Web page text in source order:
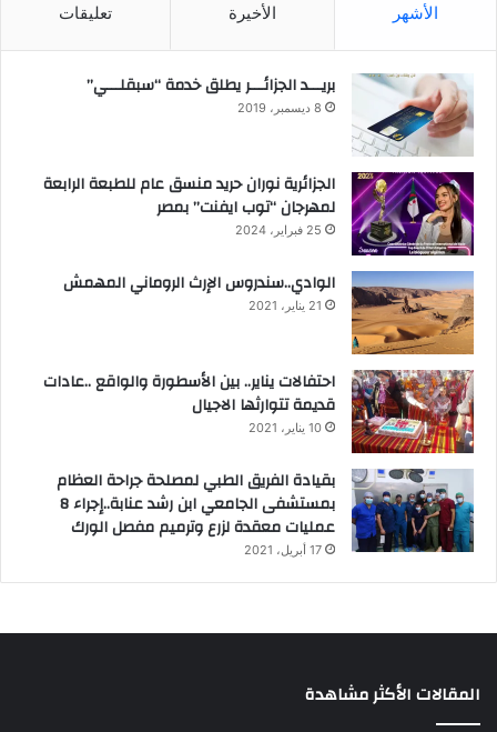
الأشهر الأخيرة تعليقات
بريـــد الجزائـــر يطلق خدمة “سبقلـــي”
8 ديسمبر، 2019
الجزائرية نوران حريد منسق عام للطبعة الرابعة
لمهرجان “توب ايفنت” بمصر
25 فبراير، 2024
الوادي..سندروس الإرث الروماني المهمش
21 يناير، 2021
احتفالات يناير.. بين الأسطورة والواقع ..عادات
قديمة تتوارثها الاجيال
10 يناير، 2021
بقيادة الفريق الطبي لمصلحة جراحة العظام
بمستشفى الجامعي ابن رشد عنابة..إجراء 8
عمليات معقدة لزرع وترميم مفصل الورك
17 أبريل، 2021
المقالات الأكثر مشاهدة